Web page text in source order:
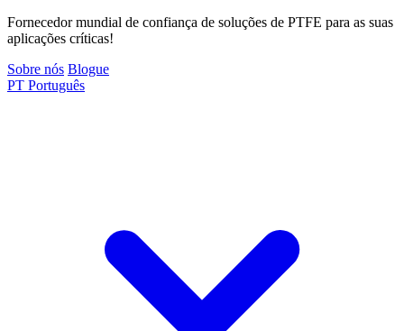
Fornecedor mundial de confiança de soluções de PTFE para as suas
aplicações críticas!
Sobre nós Blogue
PT Português